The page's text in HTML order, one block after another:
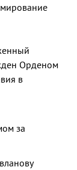
Орденом
в
за